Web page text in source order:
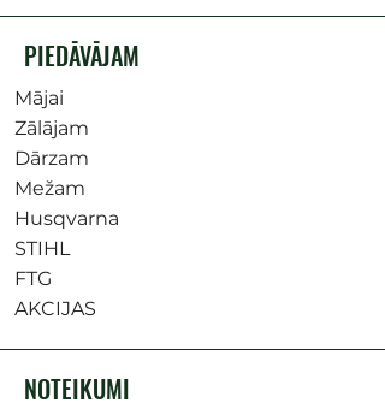
PIEDĀVĀJAM
Mājai
Zālājam
Dārzam
Mežam
Husqvarna
STIHL
FTG
AKCIJAS
NOTEIKUMI